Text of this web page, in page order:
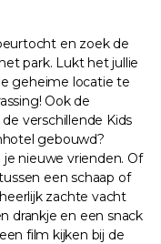
en zoek de
park. Lukt het jullie
geheime locatie te
Ook de
verschillende Kids
gebouwd?
nieuwe vrienden. Of
een schaap of
zachte vacht
drankje en een snack
film kijken bij de